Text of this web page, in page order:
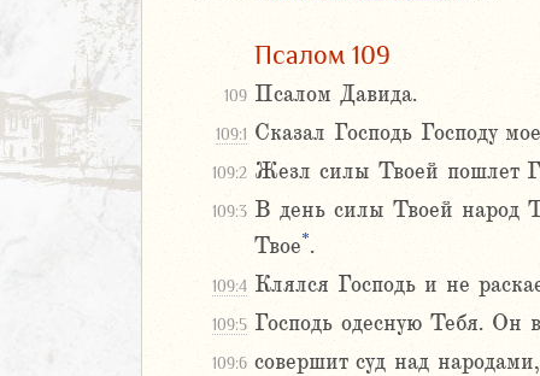
Псалом 109
109 Псалом Давида.
109:1 Сказал Господь Господу
109:2 Жезл силы Твоей пошлет
109:3 В день силы Твоей народ
Твое*.
109:4 Клялся Господь и не
109:5 Господь одесную Тебя. Он
109:6 совершит суд над